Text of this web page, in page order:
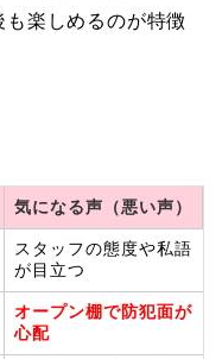
楽しめるのが特徴
気になる声（悪い声）
スタッフの態度や私語
が目立つ
オープン棚で防犯面が
心配